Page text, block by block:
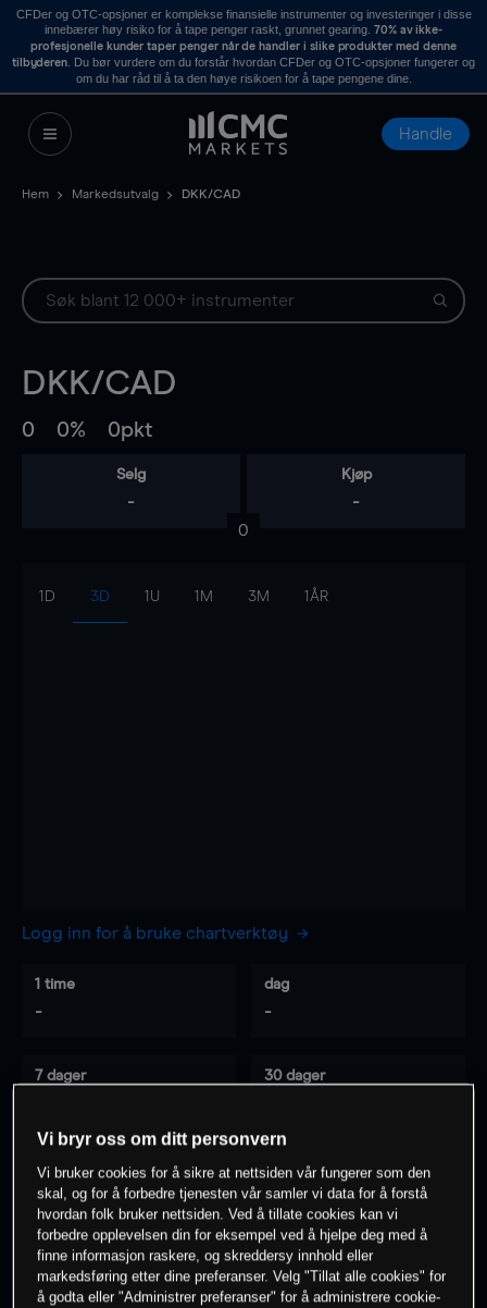
CFDer og OTC-opsjoner er komplekse finansielle instrumenter og investeringer i disse
innebærer høy risiko for å tape penger raskt, grunnet gearing. 70% av ikke-
profesjonelle kunder taper penger når de handler i slike produkter med denne
tilbyderen . Du bør vurdere om du forstår hvordan CFDer og OTC-opsjoner fungerer og
om du har råd til å ta den høye risikoen for å tape pengene dine.
Handle
Hem Markedsutvalg DKK/CAD
DKK/CAD
0 0% 0pkt
Selg
-
Kjøp
-
0
1D 3D 1U 1M 3M 1ÅR
Logg inn for å bruke chartverktøy
1 time
-
dag
-
7 dager 30 dager
0% av kunder erpå dette instrumentet
Søk om konto
Vi bryr oss om ditt personvern
Vi bruker cookies for å sikre at nettsiden vår fungerer som den
skal, og for å forbedre tjenesten vår samler vi data for å forstå
hvordan folk bruker nettsiden. Ved å tillate cookies kan vi
forbedre opplevelsen din for eksempel ved å hjelpe deg med å
finne informasjon raskere, og skreddersy innhold eller
markedsføring etter dine preferanser. Velg "Tillat alle cookies" for
å godta eller "Administrer preferanser" for å administrere cookie-